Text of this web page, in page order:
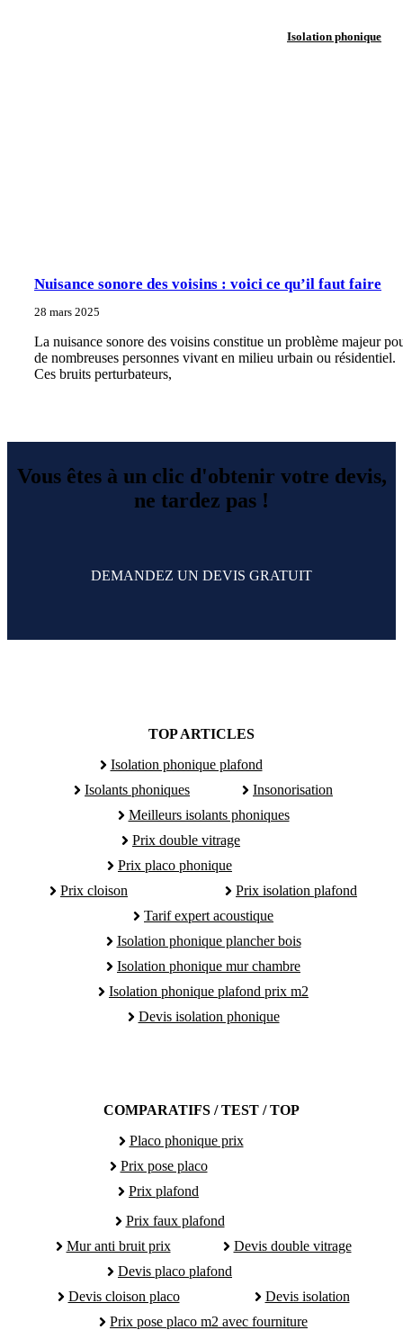
Isolation phonique
Nuisance sonore des voisins : voici ce qu’il faut faire
28 mars 2025
La nuisance sonore des voisins constitue un problème majeur
de nombreuses personnes vivant en milieu urbain ou résidentiel.
Ces bruits perturbateurs,
Vous êtes à un clic d'obtenir votre devis,
ne tardez pas !
DEMANDEZ UN DEVIS GRATUIT
TOP ARTICLES
Isolation phonique plafond
Isolants phoniques
Insonorisation
Meilleurs isolants phoniques
Prix double vitrage
Prix placo phonique
Prix cloison
Prix isolation plafond
Tarif expert acoustique
Isolation phonique plancher bois
Isolation phonique mur chambre
Isolation phonique plafond prix m2
Devis isolation phonique
COMPARATIFS / TEST / TOP
Placo phonique prix
Prix pose placo
Prix plafond
Prix faux plafond
Mur anti bruit prix
Devis double vitrage
Devis placo plafond
Devis cloison placo
Devis isolation
Prix pose placo m2 avec fourniture